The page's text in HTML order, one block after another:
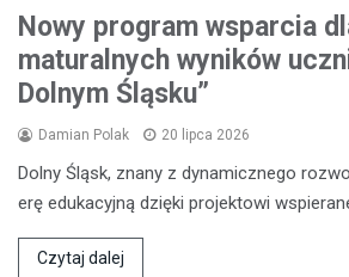
Nowy program wsparcia
maturalnych wyników
Dolnym Śląsku”
Damian Polak 20 lipca 2026
Dolny Śląsk, znany z dynamicznego
erę edukacyjną dzięki projektowi
Czytaj dalej